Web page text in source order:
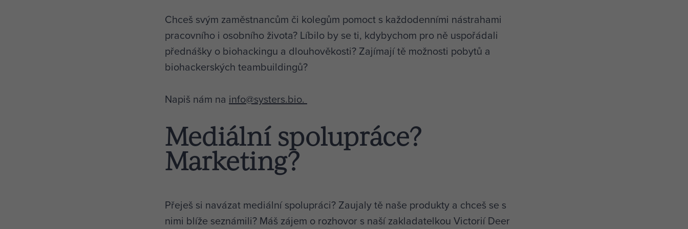
Chceš svým zaměstnancům či kolegům pomoct s každodenními nástrahami
pracovního i osobního života? Líbilo by se ti, kdybychom pro ně uspořádali
přednášky o biohackingu a dlouhověkosti? Zajímají tě možnosti pobytů a
biohackerských teambuildingů?
Napiš nám na info@systers.bio.
Mediální spolupráce?
Marketing?
Přeješ si navázat mediální spolupráci? Zaujaly tě naše produkty a chceš se s
nimi blíže seznámili? Máš zájem o rozhovor s naší zakladatelkou Victorií Deer